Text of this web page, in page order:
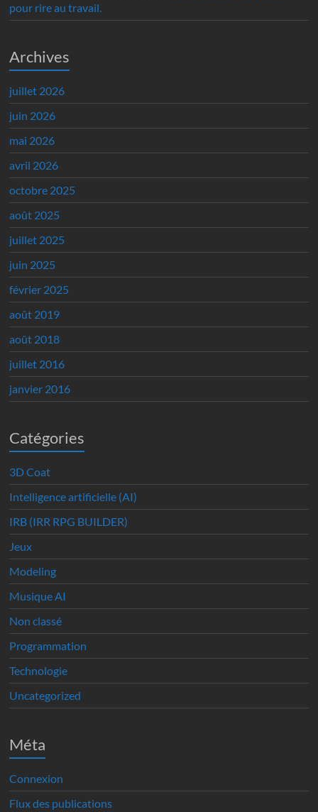
pour rire au travail.
Archives
juillet 2026
juin 2026
mai 2026
avril 2026
octobre 2025
août 2025
juillet 2025
juin 2025
février 2025
août 2019
août 2018
juillet 2016
janvier 2016
Catégories
3D Coat
Intelligence artificielle (AI)
IRB (IRR RPG BUILDER)
Jeux
Modeling
Musique AI
Non classé
Programmation
Technologie
Uncategorized
Méta
Connexion
Flux des publications